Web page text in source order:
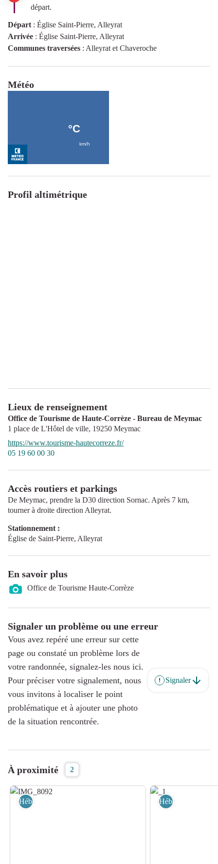
départ.
Départ : Église Saint-Pierre, Alleyrat
Arrivée : Église Saint-Pierre, Alleyrat
Communes traversées : Alleyrat et Chaveroche
Météo
Profil altimétrique
Lieux de renseignement
Office de Tourisme de Haute-Corrèze - Bureau de Meymac
1 place de L'Hôtel de ville, 19250 Meymac
https://www.tourisme-hautecorreze.fr/
05 19 60 00 30
Accès routiers et parkings
De Meymac, prendre la D30 direction Sornac. Après 7 km,
tourner à droite direction Alleyrat.
Stationnement :
Église de Saint-Pierre, Alleyrat
En savoir plus
Office de Tourisme Haute-Corrèze
Signaler un problème ou une erreur
Vous avez repéré une erreur sur cette
page ou constaté un problème lors de
votre randonnée, signalez-les nous ici.
Pour préciser votre signalement, nous
vous invitons à localiser le point
problématique et à ajouter une photo
de la situation rencontrée.
Signaler
À proximité 2
Hébergement Hébergement